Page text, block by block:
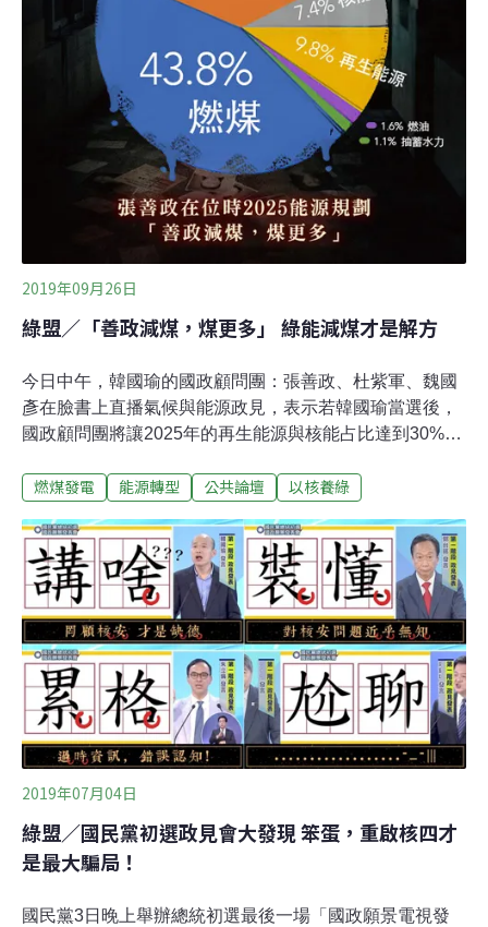
2019年09月26日
綠盟／「善政減煤，煤更多」 綠能減煤才是解方
今日中午，韓國瑜的國政顧問團：張善政、杜紫軍、魏國
彥在臉書上直播氣候與能源政見，表示若韓國瑜當選後，
國政顧問團將讓2025年的再生能源與核能占比達到30%，
問，這幾位「前最高行政長官」，在2016年以前極力打壓
灣的再生能源與減煤毫無積極作為，甚至在位時還規劃
2025要有更多燃煤發電，請問張前院長、杜前部長與與魏
前署長難道不用先坦承過去擁抱高碳燃煤的錯誤，一下野
轉身就開始宣稱自己要減煤？這樣人民要怎麼再相信你
們？2015年在位時的張善政：毫無減煤誠意，2025年燃煤
占比極高讓我們幫張前院長回憶一下：2015年，時任行政
院副院長的張善政、環保署署長的魏國彥、經濟部部長的
杜紫軍，所發布的能源開發政策評估說明書中規劃，就算
選擇低度電力需求成長，且在有核四運轉的情況下，燃煤
發電在2025年要高達43.
燃煤發電 能源轉型 公共論壇 以核養綠
2019年07月04日
綠盟／國民黨初選政見會大發現 笨蛋，重啟核四才
是最大騙局！
國民黨3日晚上舉辦總統初選最後一場「國政願景電視發